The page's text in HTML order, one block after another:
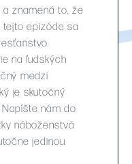
a znamená to, že
tejto epizóde sa
na ľudských
medzi
je skutočný
nám do
náboženstvá
jedinou